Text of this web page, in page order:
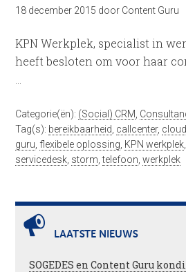
18 december 2015 door Content Guru
KPN Werkplek, specialist in
heeft besloten om voor haar
Categorie(ën): (Social) CRM
Tag(s): bereikbaarheid callcenter, cloud
guru flexibele oplossing KPN werkplek
servicedesk storm ,telefoon ,werkplek
LAATSTE NIEUWS
SOGEDES en Content Guru